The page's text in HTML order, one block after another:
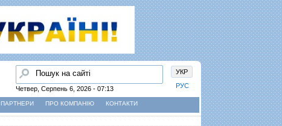
УКР
РУС
Пошук
Четвер, Серпень 6, 2026 - 07:13
ПАРТНЕРИ ПРО КОМПАНІЮ КОНТАКТИ